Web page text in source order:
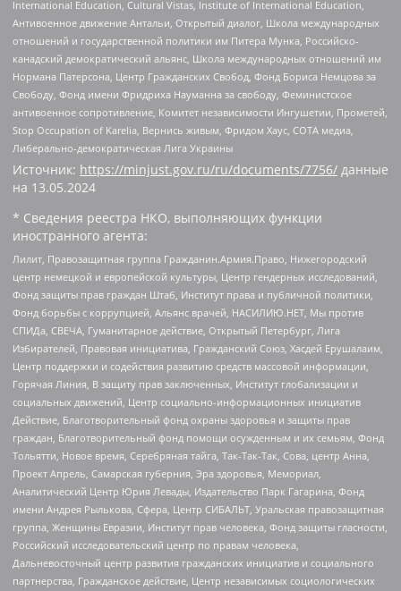
International Education, Cultural Vistas, Institute of International Education,
Антивоенное движение Антальи, Открытый диалог, Школа международных
отношений и государственной политики им Питера Мунка, Российско-
канадский демократический альянс, Школа международных отношений им
Нормана Патерсона, Центр Гражданских Свобод, Фонд Бориса Немцова за
Свободу, Фонд имени Фридриха Науманна за свободу, Феминистское
антивоенное сопротивление, Комитет независимости Ингушетии, Прометей,
Stop Occupation of Karelia, Вернись живым, Фридом Хаус, СОТА медиа,
Либерально-демократическая Лига Украины
Источник: https://minjust.gov.ru/ru/documents/7756/ данные
на 13.05.2024
* Сведения реестра НКО, выполняющих функции
иностранного агента:
Лилит, Правозащитная группа Гражданин.Армия.Право, Нижегородский
центр немецкой и европейской культуры, Центр гендерных исследований,
Фонд защиты прав граждан Штаб, Институт права и публичной политики,
Фонд борьбы с коррупцией, Альянс врачей, НАСИЛИЮ.НЕТ, Мы против
СПИДа, СВЕЧА, Гуманитарное действие, Открытый Петербург, Лига
Избирателей, Правовая инициатива, Гражданский Союз, Хасдей Ерушалаим,
Центр поддержки и содействия развитию средств массовой информации,
Горячая Линия, В защиту прав заключенных, Институт глобализации и
социальных движений, Центр социально-информационных инициатив
Действие, Благотворительный фонд охраны здоровья и защиты прав
граждан, Благотворительный фонд помощи осужденным и их семьям, Фонд
Тольятти, Новое время, Серебряная тайга, Так-Так-Так, Сова, центр Анна,
Проект Апрель, Самарская губерния, Эра здоровья, Мемориал,
Аналитический Центр Юрия Левады, Издательство Парк Гагарина, Фонд
имени Андрея Рылькова, Сфера, Центр СИБАЛЬТ, Уральская правозащитная
группа, Женщины Евразии, Институт прав человека, Фонд защиты гласности,
Российский исследовательский центр по правам человека,
Дальневосточный центр развития гражданских инициатив и социального
партнерства, Гражданское действие, Центр независимых социологических